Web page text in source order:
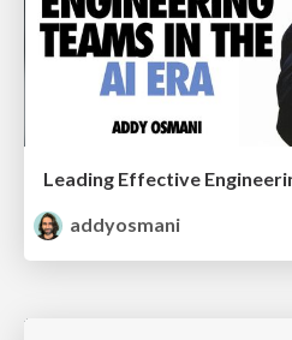
Leading Effective
addyosmani